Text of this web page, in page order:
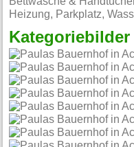
Heizung, Parkplatz,
Kategoriebilder